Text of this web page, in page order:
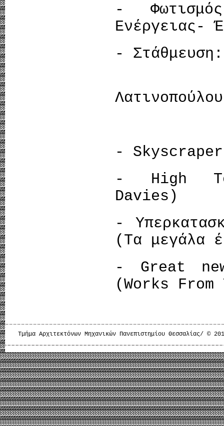
-
Ενέργειας-
-
Λατινοπούλου
-
- High
Davies)
-
(Τα μεγάλα
- Great
(Works
Τμήμα Αρχιτεκτόνων Μηχανικών Πανεπιστημίου Θεσσαλίας/ ©